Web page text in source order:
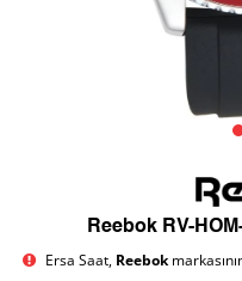
Reebok RV-
Ersa Saat, Reebok